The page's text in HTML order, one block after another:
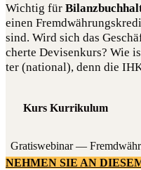
Wich­tig für
einen
sind. Wird sich das
cher­te Devi­sen­kurs? Wie
ter (natio­nal), denn die
Kurs Kurrikulum
Gra­tis­web­i­nar —
NEHMEN SIE AN